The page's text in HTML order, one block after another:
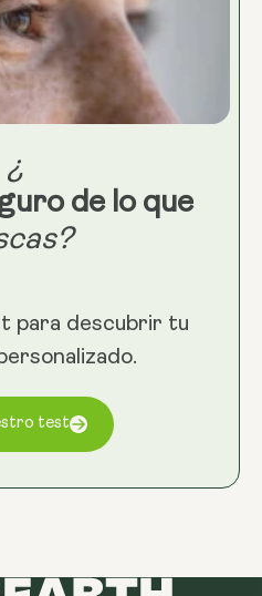
¿
de lo que
para descubrir tu
test